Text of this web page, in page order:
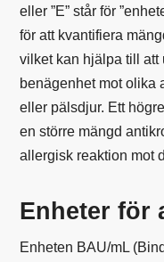
eller ”E” står för
för att kvantifiera
vilket kan hjälpa till att
benägenhet mot olika
eller pälsdjur. Ett
en större mängd
allergisk reaktion mot
Enheter för
Enheten BAU/mL